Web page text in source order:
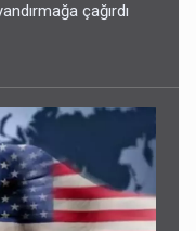
çağırdı